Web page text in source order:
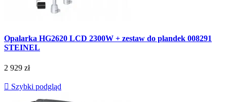
Opalarka HG2620 LCD 2300W + zestaw do plandek 008291
STEINEL
2 929 zł
 Szybki podgląd